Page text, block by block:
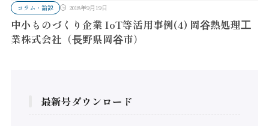
コラム・論説 2018年9月19日
中小ものづくり企業 IoT等活用事例(4) 岡⾕熱処理⼯
業株式会社（⻑野県岡⾕市）
最新号ダウンロード